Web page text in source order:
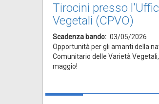
Tirocini presso
Vegetali (CPVO)
Scadenza bando
03/05/2026
Opportunità per gli amanti della
Comunitario delle Varietà
maggio!